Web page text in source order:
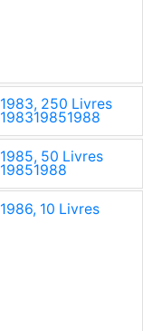
1983, 250 Livres
198319851988
1985, 50 Livres
19851988
1986, 10 Livres